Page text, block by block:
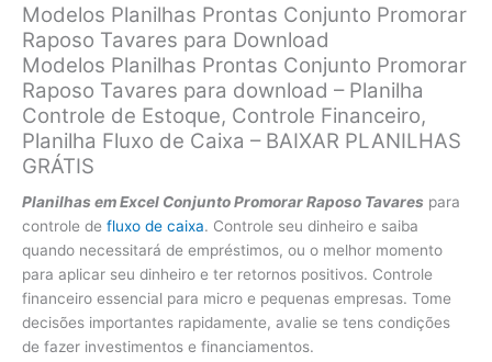
Modelos Planilhas Prontas Conjunto Promorar
Raposo Tavares para Download
Modelos Planilhas Prontas Conjunto Promorar
Raposo Tavares para download – Planilha
Controle de Estoque, Controle Financeiro,
Planilha Fluxo de Caixa – BAIXAR PLANILHAS
GRÁTIS
Planilhas em Excel Conjunto Promorar Raposo Tavares para
controle de fluxo de caixa. Controle seu dinheiro e saiba
quando necessitará de empréstimos, ou o melhor momento
para aplicar seu dinheiro e ter retornos positivos. Controle
financeiro essencial para micro e pequenas empresas. Tome
decisões importantes rapidamente, avalie se tens condições
de fazer investimentos e financiamentos.